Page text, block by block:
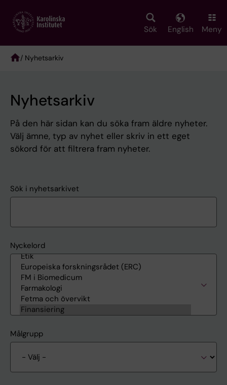
main
Sök English Meny
/ Nyhetsarkiv
Nyhetsarkiv
På den här sidan kan du söka fram äldre nyheter.
Välj ämne, typ av nyhet eller skriv in ett eget
sökord för att filtrera fram nyheter.
Sök i nyhetsarkivet
Nyckelord
Målgrupp